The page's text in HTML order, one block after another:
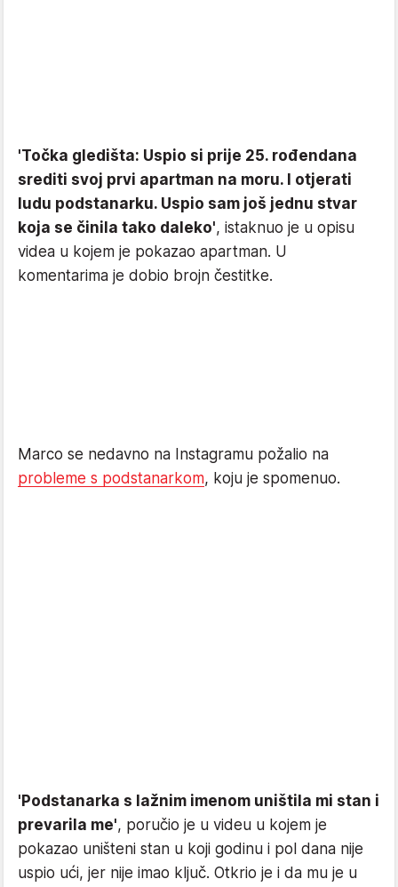
'Točka gledišta: Uspio si prije 25. rođendana
srediti svoj prvi apartman na moru. I otjerati
ludu podstanarku. Uspio sam još jednu stvar
koja se činila tako daleko', istaknuo je u opisu
videa u kojem je pokazao apartman. U
komentarima je dobio brojn čestitke.
Marco se nedavno na Instagramu požalio na
probleme s podstanarkom, koju je spomenuo.
'Podstanarka s lažnim imenom uništila mi stan i
prevarila me', poručio je u videu u kojem je
pokazao uništeni stan u koji godinu i pol dana nije
uspio ući, jer nije imao ključ. Otkrio je i da mu je u